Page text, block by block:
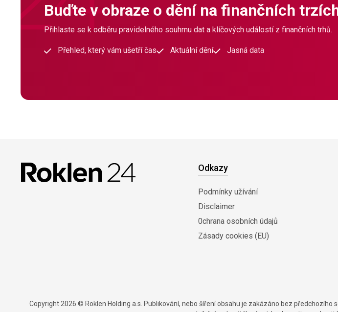
Buďte v obraze o dění na finančních
Přihlaste se k odběru pravidelného souhrnu dat a klíčových událostí z finančních trhů.
Přehled, který vám ušetří čas Aktuální dění Jasná data
Odkazy
Podmínky užívání
Disclaimer
0chrana osobních údajů
Zásady cookies (EU)
Copyright 2026 © Roklen Holding a.s. Publikování, nebo šíření obsahu je zakázáno bez